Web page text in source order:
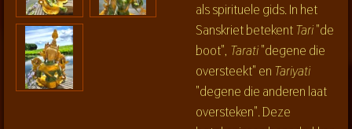
als spirituele gids. In het
Sanskriet betekentTari"de
boot", Tarati"degene die
oversteekt" en Tariyati
"degene die anderen laat
oversteken". Deze